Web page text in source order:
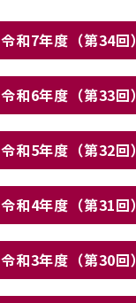
令和7年度（第34回）
令和6年度（第33回）
令和5年度（第32回）
令和4年度（第31回）
令和3年度（第30回）